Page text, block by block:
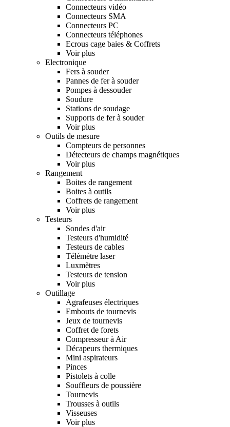
Connecteurs vidéo
Connecteurs SMA
Connecteurs PC
Connecteurs téléphones
Ecrous cage baies & Coffrets
Voir plus
Electronique
Fers à souder
Pannes de fer à souder
Pompes à dessouder
Soudure
Stations de soudage
Supports de fer à souder
Voir plus
Outils de mesure
Compteurs de personnes
Détecteurs de champs magnétiques
Voir plus
Rangement
Boites de rangement
Boites à outils
Coffrets de rangement
Voir plus
Testeurs
Sondes d'air
Testeurs d'humidité
Testeurs de cables
Télémètre laser
Luxmètres
Testeurs de tension
Voir plus
Outillage
Agrafeuses électriques
Embouts de tournevis
Jeux de tournevis
Coffret de forets
Compresseur à Air
Décapeurs thermiques
Mini aspirateurs
Pinces
Pistolets à colle
Souffleurs de poussière
Tournevis
Trousses à outils
Visseuses
Voir plus